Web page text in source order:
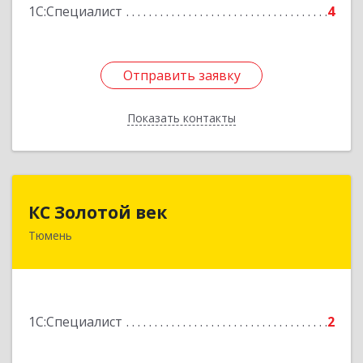
1С:Специалист 4
Отправить заявку
Показать контакты
Подробнее
Отправить заявку
Назад
КС Золотой век
Тюмень
1С:Специалист 2
625048, Тюменская обл, Тюмень г, Красных